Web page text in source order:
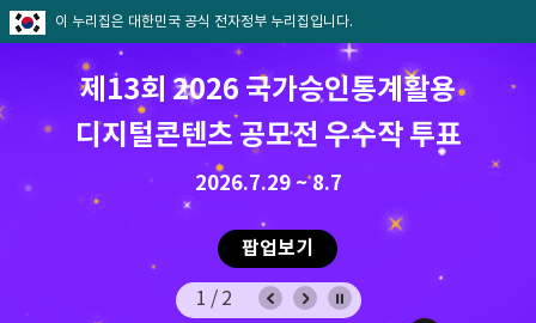
이 누리집은 대한민국 공식 전자정부 누리집입니다.
제13회 2026 국가승인통계활용
디지털콘텐츠 공모전 우수작 투표
2026.7.29 ~ 8.7
팝업보기
8.7.(금) ~ 8.21.(금)
1/2